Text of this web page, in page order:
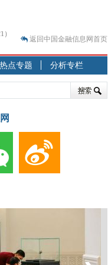
衡藏
返回中国金融信息网首页
热点专题 分析专栏